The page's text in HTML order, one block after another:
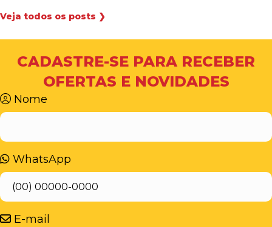
Veja todos os posts ❯
CADASTRE-SE PARA RECEBER
OFERTAS E NOVIDADES
Nome
WhatsApp
E-mail